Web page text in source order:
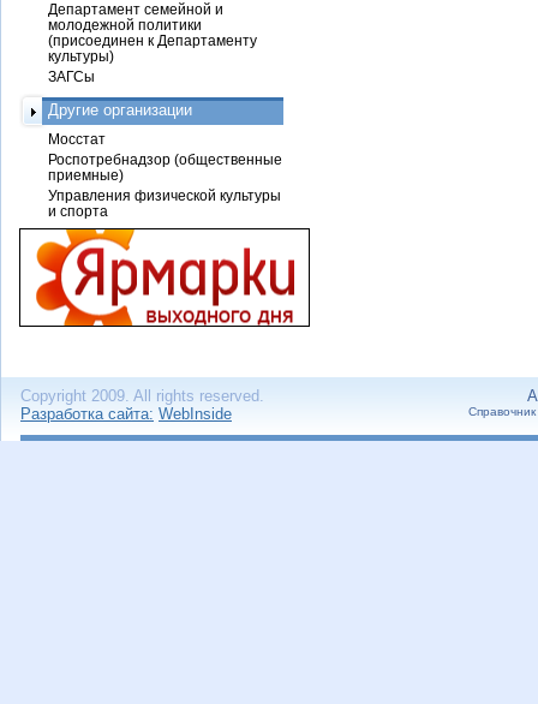
Департамент семейной и
молодежной политики
(присоединен к Департаменту
культуры)
ЗАГСы
Другие организации
Мосстат
Роспотребнадзор (общественные
приемные)
Управления физической культуры
и спорта
Copyright 2009. All rights reserved.
Разработка сайта: WebInside